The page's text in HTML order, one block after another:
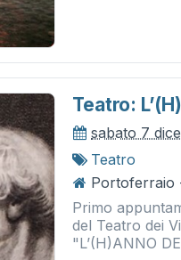
Teatro:
sabato 7
Teatro
Portoferraio
Primo
del Teatro dei
"L’(H)ANNO